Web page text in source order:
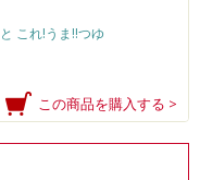
これ!うま!!つゆ
この商品を購入する >